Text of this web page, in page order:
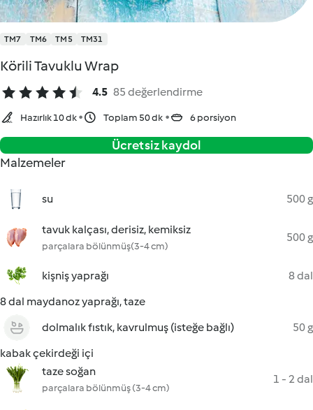
TM7 TM6 TM5 TM31
Körili Tavuklu Wrap
4.5 85 değerlendirme
Hazırlık 10 dk Toplam 50 dk 6 porsiyon
Ücretsiz kaydol
Malzemeler
su 500 g
tavuk kalçası, derisiz, kemiksiz
parçalara bölünmüş(3-4 cm)
500 g
kişniş yaprağı
8 dal
8 dal maydanoz yaprağı, taze
dolmalık fıstık, kavrulmuş (isteğe bağlı)
50 g
kabak çekirdeği içi
taze soğan
parçalara bölünmüş (3-4 cm)
1 - 2 dal